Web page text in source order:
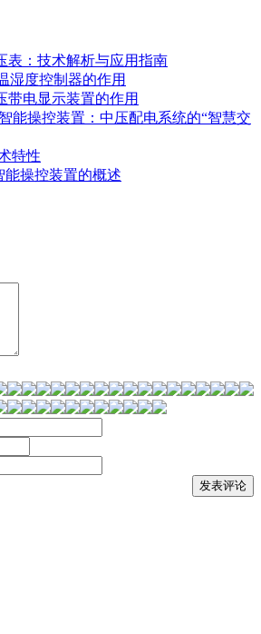
表：技术解析与应用指南
湿度控制器的作用
带电显示装置的作用
能操控装置：中压配电系统的“智慧交
特性
能操控装置的概述